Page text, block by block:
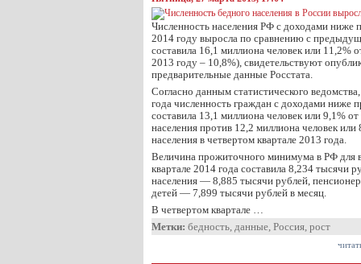
Численность населения РФ с доходами
2014 году выросла по сравнению с
составила 16,1 миллиона человек или 11,2%
2013 году – 10,8%), свидетельствуют
предварительные данные Росстата.
Согласно данным статистического
года численность граждан с доходами ниже
составила 13,1 миллиона человек или 9,1%
населения против 12,2 миллиона человек
населения в четвертом квартале 2013 года.
Величина прожиточного минимума в РФ для
квартале 2014 года составила 8,234 тысячи
населения — 8,885 тысячи рублей,
детей — 7,899 тысячи рублей в месяц.
В четвертом квартале …
Метки: бедность, данные, Россия, рост